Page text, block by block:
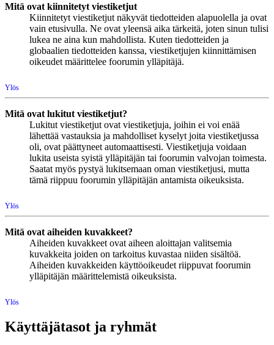
Mitä ovat kiinnitetyt viestiketjut
Kiinnitetyt viestiketjut näkyvät tiedotteiden alapuolella ja ovat
vain etusivulla. Ne ovat yleensä aika tärkeitä, joten sinun tulisi
lukea ne aina kun mahdollista. Kuten tiedotteiden ja
globaalien tiedotteiden kanssa, viestiketjujen kiinnittämisen
oikeudet määrittelee foorumin ylläpitäjä.
Ylös
Mitä ovat lukitut viestiketjut?
Lukitut viestiketjut ovat viestiketjuja, joihin ei voi enää
lähettää vastauksia ja mahdolliset kyselyt joita viestiketjussa
oli, ovat päättyneet automaattisesti. Viestiketjuja voidaan
lukita useista syistä ylläpitäjän tai foorumin valvojan toimesta.
Saatat myös pystyä lukitsemaan oman viestiketjusi, mutta
tämä riippuu foorumin ylläpitäjän antamista oikeuksista.
Ylös
Mitä ovat aiheiden kuvakkeet?
Aiheiden kuvakkeet ovat aiheen aloittajan valitsemia
kuvakkeita joiden on tarkoitus kuvastaa niiden sisältöä.
Aiheiden kuvakkeiden käyttöoikeudet riippuvat foorumin
ylläpitäjän määrittelemistä oikeuksista.
Ylös
Käyttäjätasot ja ryhmät